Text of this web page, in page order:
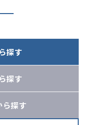
探す
探す
ら探す